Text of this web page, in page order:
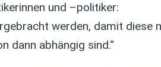
und –politiker:
werden, damit diese
dann abhängig sind.“